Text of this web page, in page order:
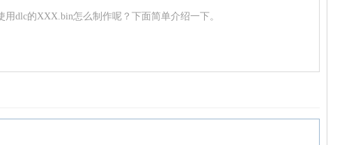
dlc的XXX.bin怎么制作呢？下面简单介绍一下。